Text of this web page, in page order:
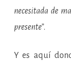
necesitada de
presente”.
Y es aquí